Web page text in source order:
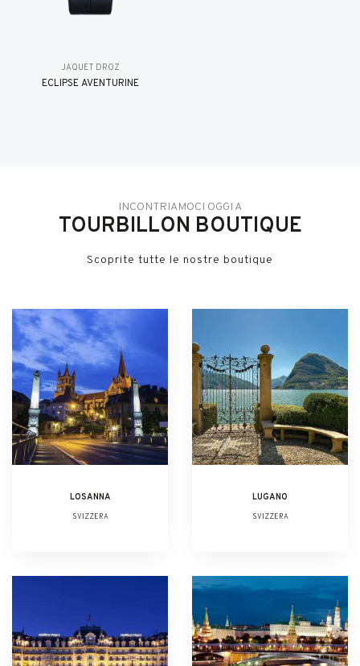
JAQUET DROZ
ÉCLIPSE AVENTURINE
INCONTRIAMOCI OGGI A
TOURBILLON BOUTIQUE
Scoprite tutte le nostre boutique
LOSANNA
SVIZZERA
LUGANO
SVIZZERA